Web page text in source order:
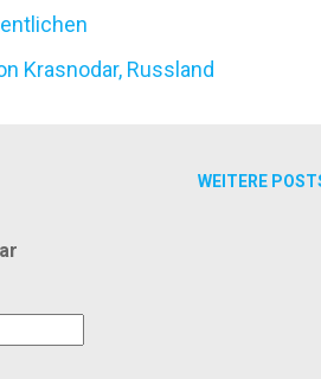
Streetfood so beliebt ist.
dem Bürgersteig. Keine
mich an einen Stand direkt am
Krasnodar, Russland
WEITERE